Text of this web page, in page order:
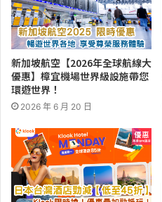
新加坡航空【2026年全球航線大
優惠】樟宜機場世界級設施帶您
環遊世界！
2026 年 6 月 20 日